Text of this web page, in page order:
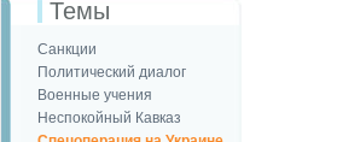
Темы
Санкции
Политический диалог
Военные учения
Неспокойный Кавказ